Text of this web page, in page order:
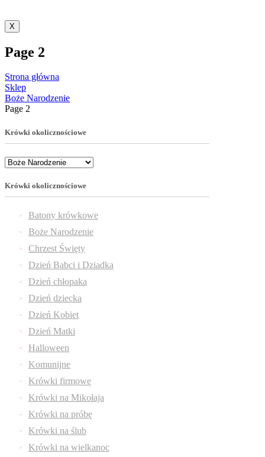
X
Page 2
Strona główna
Sklep
Boże Narodzenie
Page 2
Krówki okolicznościowe
Krówki okolicznościowe
Batony krówkowe
Boże Narodzenie
Chrzest Święty
Dzień Babci i Dziadka
Dzień chłopaka
Dzień dziecka
Dzień Kobiet
Dzień Matki
Halloween
Komunijne
Krówki firmowe
Krówki na Mikołaja
Krówki na próbę
Krówki na ślub
Krówki na wielkanoc